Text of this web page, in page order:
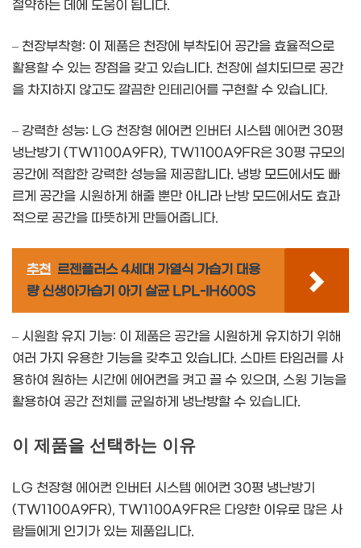
절약하는 데에 도움이 됩니다.
– 천장부착형: 이 제품은 천장에 부착되어 공간을 효율적으로
활용할 수 있는 장점을 갖고 있습니다. 천장에 설치되므로 공간
을 차지하지 않고도 깔끔한 인테리어를 구현할 수 있습니다.
– 강력한 성능: LG 천장형 에어컨 인버터 시스템 에어컨 30평
냉난방기 (TW1100A9FR), TW1100A9FR은 30평 규모의
공간에 적합한 강력한 성능을 제공합니다. 냉방 모드에서도 빠
르게 공간을 시원하게 해줄 뿐만 아니라 난방 모드에서도 효과
적으로 공간을 따뜻하게 만들어줍니다.
추천 르젠플러스 4세대 가열식 가습기 대용
량 신생아가습기 아기 살균 LPL-IH600S
– 시원함 유지 기능: 이 제품은 공간을 시원하게 유지하기 위해
여러 가지 유용한 기능을 갖추고 있습니다. 스마트 타임러를 사
용하여 원하는 시간에 에어컨을 켜고 끌 수 있으며, 스윙 기능을
활용하여 공간 전체를 균일하게 냉난방할 수 있습니다.
이 제품을 선택하는 이유
LG 천장형 에어컨 인버터 시스템 에어컨 30평 냉난방기
(TW1100A9FR), TW1100A9FR은 다양한 이유로 많은 사
람들에게 인기가 있는 제품입니다.